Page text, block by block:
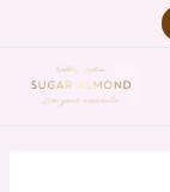
περιεχόμενο